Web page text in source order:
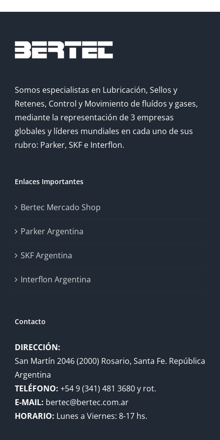
Somos especialistas en Lubricación, Sellos y
Retenes, Control y Movimiento de fluídos y gases,
mediante la representación de 3 empresas
globales y líderes mundiales en cada uno de sus
rubro: Parker, SKF e Interflon.
Enlaces Importantes
Bertec Mercado Shop
Parker Argentina
SKF Argentina
Interflon Argentina
Contacto
DIRECCIÓN:
San Martín 2046 (2000) Rosario, Santa Fe. República
Argentina
TELÉFONO: +54 9 (341) 481 3680 y rot.
E-MAIL: bertec@bertec.com.ar
HORARIO: Lunes a Viernes: 8-17 hs.